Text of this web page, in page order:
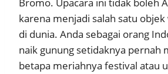
Bromo. Upacara ini tidak boleh
karena menjadi salah satu
di dunia. Anda sebagai orang
naik gunung setidaknya pernah
betapa meriahnya festival atau